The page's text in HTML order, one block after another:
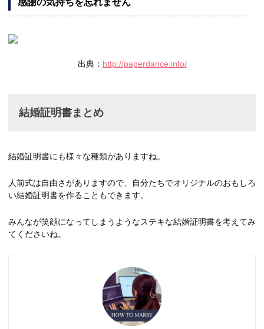
感謝の気持ちを忘れません
出典： http://paperdance.info/
結婚証明書まとめ
結婚証明書にも様々な種類がありますね。
人前式は自由さがありますので、自分たちでオリジナルのおもしろ
い結婚証明書を作ることもできます。
みんなが笑顔になってしまうようなステキな結婚証明書を考えてみ
てくださいね。